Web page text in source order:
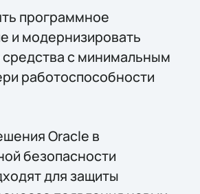
программное
и модернизировать
с минимальным
работоспособности
Oracle в
безопасности
для защиты